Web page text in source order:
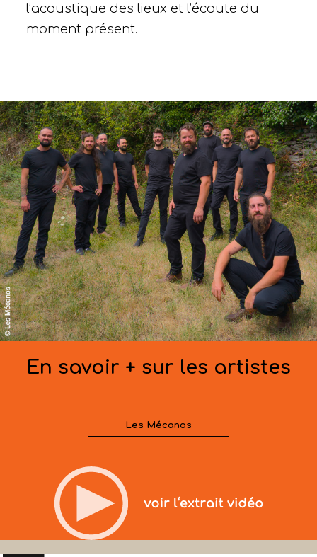
l’acoustique des lieux et l’écoute du
moment présent.
En savoir + sur les artistes
Les Mécanos